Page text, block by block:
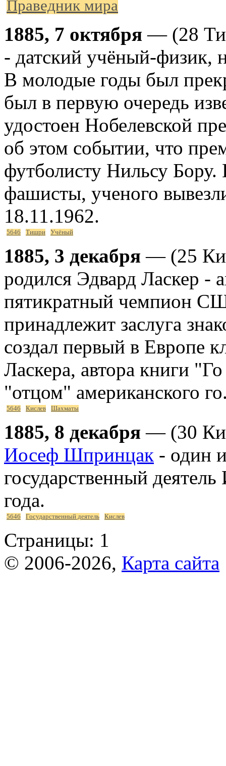
Праведник мира
1885, 7 октября — (28
- датский учёный-физик,
В молодые годы был
был в первую очередь
удостоен Нобелевской
об этом событии, что
футболисту Нильсу
фашисты, ученого
18.11.1962.
5646 Тишри Учёный
1885, 3 декабря — (25
родился Эдвард Ласкер -
пятикратный чемпион
принадлежит заслуга
создал первый в Европе
Ласкера, автора книги
"отцом" американского
5646 Кислев Шахматы
1885, 8 декабря — (30
Иосеф Шпринцак - один
государственный
года.
5646 Государственный деятель Кислев
Страницы: 1
© 2006-2026, Карта сайта